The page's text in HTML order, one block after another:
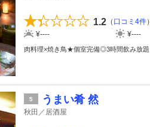
1.2 （ 口コミ4件）
¥----
¥----
肉料理×焼き鳥★個室完備◎3時間飲み放題
5 うまい肴 然
秋田／居酒屋